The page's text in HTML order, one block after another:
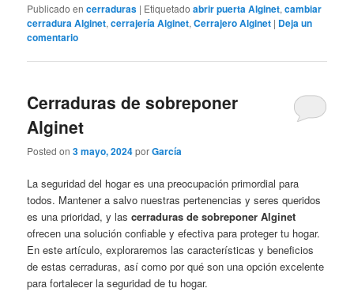
Publicado en cerraduras | Etiquetado abrir puerta Alginet,cambiar
cerradura Alginet,cerrajería Alginet,Cerrajero Alginet | Deja un
comentario
Cerraduras de sobreponer
Alginet
Posted on3 mayo, 2024porGarcía
La seguridad del hogar es una preocupación primordial para
todos. Mantener a salvo nuestras pertenencias y seres queridos
es una prioridad, y lascerraduras de sobreponer Alginet
ofrecen una solución confiable y efectiva para proteger tu hogar.
En este artículo, exploraremos las características y beneficios
de estas cerraduras, así como por qué son una opción excelente
para fortalecer la seguridad de tu hogar.